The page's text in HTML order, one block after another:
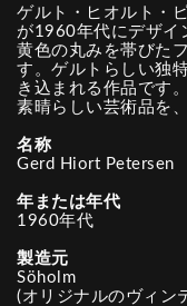
ゲルト・ヒオルト・
が1960年代にデザイ
黄色の丸みを帯びた
す。ゲルトらしい独
き込まれる作品です
素晴らしい芸術品を
名称
Gerd Hiort Petersen
年または年代
1960年代
製造元
Söholm
(オリジナルのヴィン